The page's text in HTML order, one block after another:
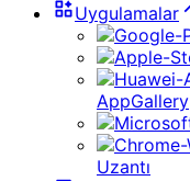
Uygulamalar
AppGallery
Uzantı